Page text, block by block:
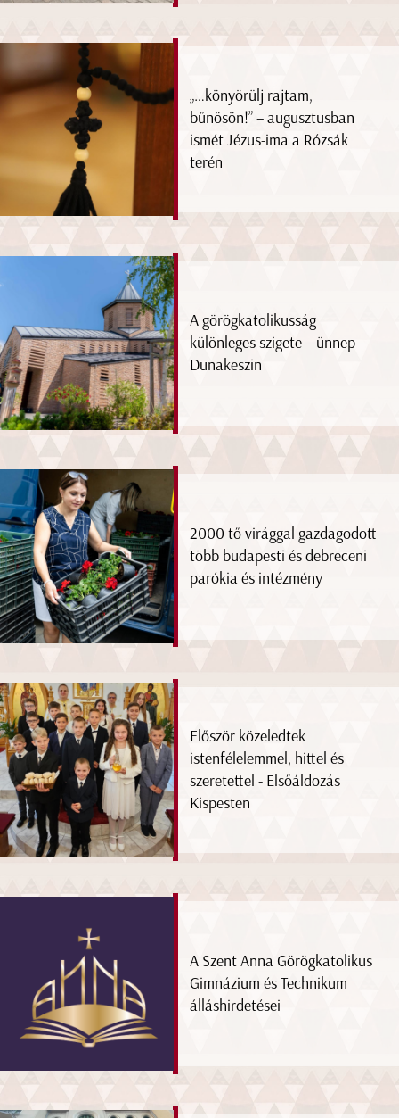
„…könyörülj rajtam,
bűnösön!” – augusztusban
ismét Jézus-ima a Rózsák
terén
A görögkatolikusság
különleges szigete – ünnep
Dunakeszin
2000 tő virággal gazdagodott
több budapesti és debreceni
parókia és intézmény
Először közeledtek
istenfélelemmel, hittel és
szeretettel - Elsőáldozás
Kispesten
A Szent Anna Görögkatolikus
Gimnázium és Technikum
álláshirdetései